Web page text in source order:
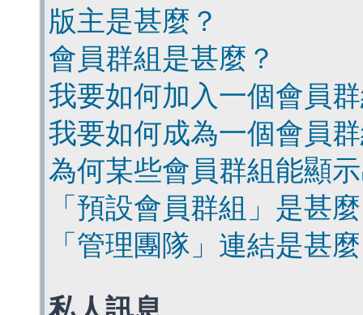
版主是甚麼？
會員群組是甚麼？
我要如何加入一個會員
我要如何成為一個會員
為何某些會員群組能顯
「預設會員群組」是甚
「管理團隊」連結是甚